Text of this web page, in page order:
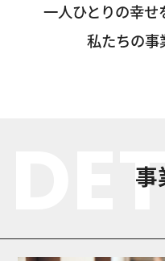
一人ひとりの幸せ
私たちの事
事